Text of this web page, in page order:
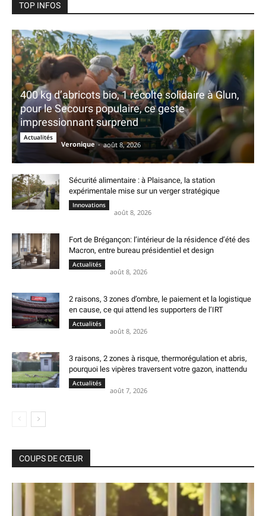
TOP INFOS
400 kg d’abricots bio, 1 récolte solidaire à Glun,
pour le Secours populaire, ce geste
impressionnant surprend
Actualités
Veronique - août 8, 2026
Sécurité alimentaire : à Plaisance, la station
expérimentale mise sur un verger stratégique
Innovations
août 8, 2026
Fort de Brégançon: l’intérieur de la résidence d’été des
Macron, entre bureau présidentiel et design
Actualités
août 8, 2026
2 raisons, 3 zones d’ombre, le paiement et la logistique
en cause, ce qui attend les supporters de l’IRT
Actualités
août 8, 2026
3 raisons, 2 zones à risque, thermorégulation et abris,
pourquoi les vipères traversent votre gazon, inattendu
Actualités
août 7, 2026
COUPS DE CŒUR